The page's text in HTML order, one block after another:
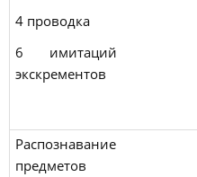
4 проводка
6 имитаций
экскрементов
Распознавание
предметов